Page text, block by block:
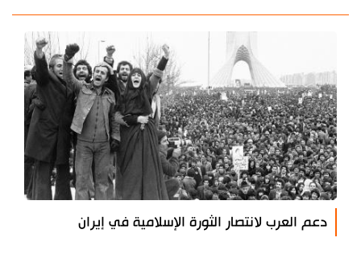
دعم العرب لانتصار الثورة الإسلامية في إيران